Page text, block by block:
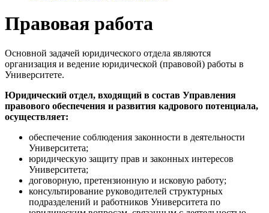
Правовая работа
Основной задачей юридического отдела являются
организация и ведение юридической (правовой) работы в
Университете.
Юридический отдел, входящий в состав Управления
правового обеспечения и развития кадрового потенциала,
осуществляет:
обеспечение соблюдения законности в деятельности
Университета;
юридическую защиту прав и законных интересов
Университета;
договорную, претензионную и исковую работу;
консультирование руководителей структурных
подразделений и работников Университета по